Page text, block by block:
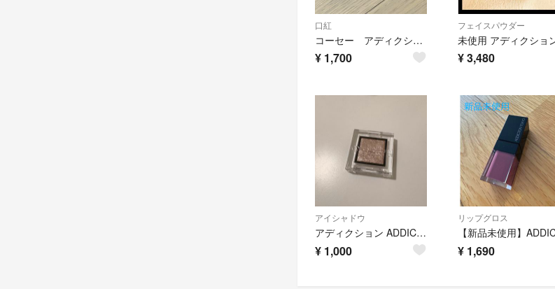
口紅
コーセー アディクションザマットリップ 口紅 015 リキッドリップ
¥ 1,700
フェイスパウダー
¥3,480
アイシャドウ
アディクション ADDICTION ザ アイシャドウ スパークル #004 マリアージュ 1g
¥ 1,000
リップグロス
¥ 1,690